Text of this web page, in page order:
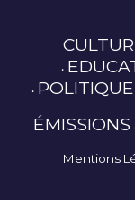
POLITIQUE
ÉMISSIONS
Mentions